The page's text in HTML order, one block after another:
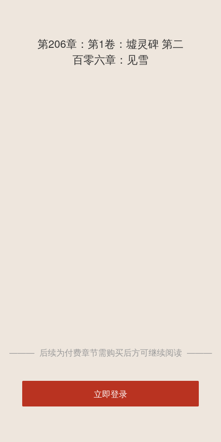
第206章：第1卷：墟灵碑 第二
百零六章：见雪
——— 后续为付费章节需购买后方可继续阅读 ———
立即登录